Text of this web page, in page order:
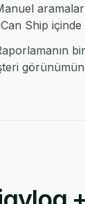
Ship içinde